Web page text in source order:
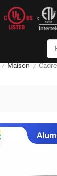
/ Maison /